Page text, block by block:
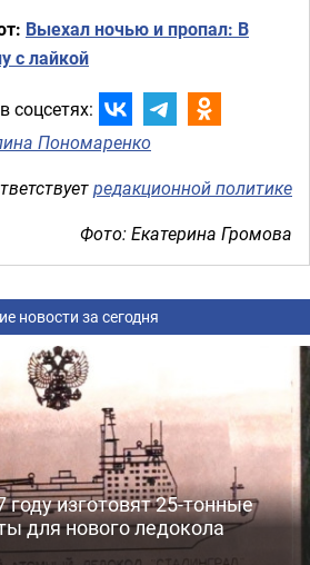
Выехал ночью и пропал: В
с лайкой
соцсетях:
Пономаренко
редакционной политике
Фото: Екатерина Громова
новости за сегодня
изготовят 25-тонные
для нового ледокола